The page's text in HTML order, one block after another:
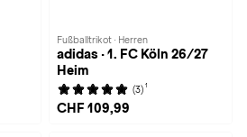
Fußballtrikot · Herren
adidas · 1. FC Köln 26/27
Heim
(3) 1
CHF 109,99